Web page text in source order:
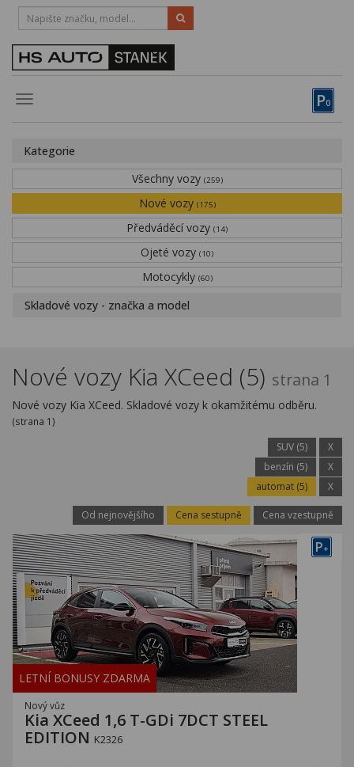
P0
Toggle
HOTLINE:
STRAKONICE-383 335 366
Obytné vozy
Financování
Novinky
Kariéra
Kontakty
Kategorie
Všechny vozy (259)
Nové vozy (175)
Předváděcí vozy (14)
Ojeté vozy (10)
Motocykly (60)
Skladové vozy - značka a model
Nové vozy Kia XCeed (5) strana 1
Nové vozy Kia XCeed. Skladové vozy k okamžitému odběru.
(strana 1)
SUV (5)
X
benzín (5)
X
automat (5)
X
Od nejnovějšího Cena sestupně Cena vzestupně
P+
LETNÍ BONUSY ZDARMA
Nový vůz
Kia XCeed 1,6 T-GDi 7DCT STEEL
EDITION K2326